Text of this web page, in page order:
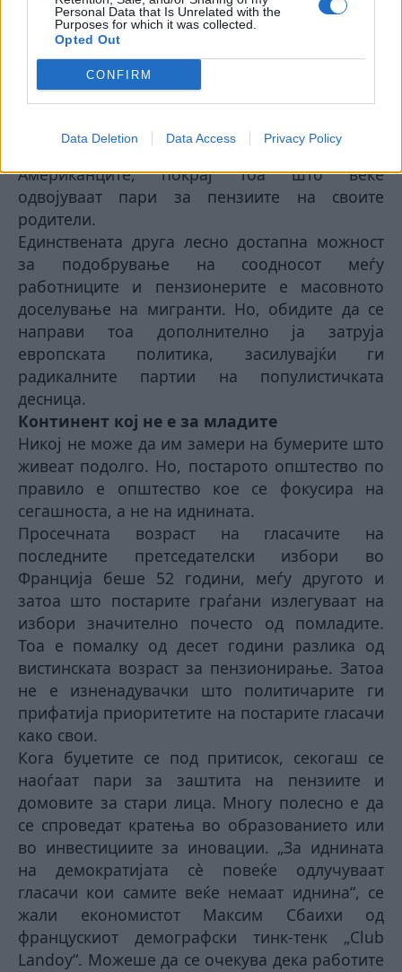
Personal Data that Is Unrelated with the
Purposes for which it was collected.
Opted Out
CONFIRM
Data Deletion Data Access Privacy Policy
Во 1960 година, во западна Европа повеќе од
пет вработени лица финансираа еден
пензионер. Денес, на еден пензионер доаѓаат
едвај два и пол работници. Последицата е
што денешните млади знаат дека барем
делумно ќе мора самите да си ја осигураат
сопствената пензија, како што тоа го прават
Американците, покрај тоа што веќе
одвојуваат пари за пензиите на своите
родители.
Единствената друга лесно достапна можност
за подобрување на соодносот меѓу
работниците и пензионерите е масовното
доселување на мигранти. Но, обидите да се
направи тоа дополнително ја затруја
европската политика, засилувајќи ги
радикалните партии на популистичката
десница.
Континент кој не е за младите
Никој не може да им замери на бумерите што
живеат подолго. Но, постарото општество по
правило е општество кое се фокусира на
сегашноста, а не на иднината.
Просечната возраст на гласачите на
последните претседателски избори во
Франција беше 52 години, меѓу другото и
затоа што постарите граѓани излегуваат на
избори значително почесто од помладите.
Тоа е помалку од десет години разлика од
вистинската возраст за пензионирање. Затоа
не е изненадувачки што политичарите ги
прифатија приоритетите на постарите гласачи
како свои.
Кога буџетите се под притисок, секогаш се
наоѓаат пари за заштита на пензиите и
домовите за стари лица. Многу полесно е да
се спроведат кратења во образованието или
во инвестициите за иновации. „За иднината
на демократијата сè повеќе одлучуваат
гласачи кои самите веќе немаат иднина“, се
жали економистот Максим Сбаихи од
францускиот демографски тинк-тенк „Club
Landoy“. Можеше да се очекува дека работите